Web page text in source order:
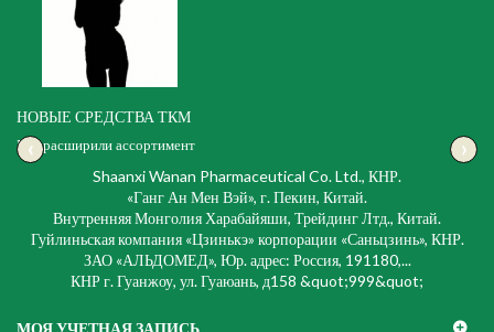
НОВЫЕ СРЕДСТВА ТКМ
Мы расширили ассортимент
‹ ›
Shaanxi Wanan Pharmaceutical Co. Ltd., КНР.
«Ганг Ан Мен Вэй», г. Пекин, Китай.
Внутренняя Монголия Харабайяши, Трейдинг Лтд., Китай.
Гуйлиньская компания «Цзинькэ» корпорации «Саньцзинь», КНР.
ЗАО «АЛЬДОМЕД», Юр. адрес: Россия, 191180,...
КНР г. Гуанжоу, ул. Гуаюань, д158 &quot;999&quot;
МОЯ УЧЕТНАЯ ЗАПИСЬ